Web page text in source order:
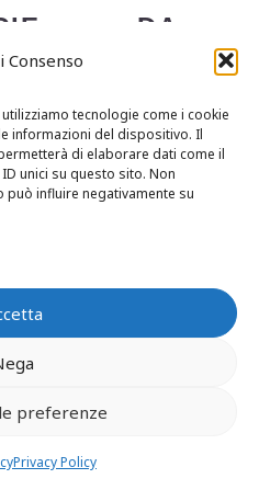
Consenso
tecnologie come i cookie
informazioni del dispositivo. Il
di elaborare dati come il
unici su questo sito. Non
influire negativamente su
preferenze
Privacy Policy
DA
CUI ALLA
1970,
SECONDO
CHIARITO
SUPREMA
2, N.
COME